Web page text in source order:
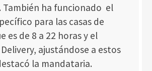
También ha funcionado el
para las casas de
es de 8 a 22 horas y el
ajustándose a estos
la mandataria.